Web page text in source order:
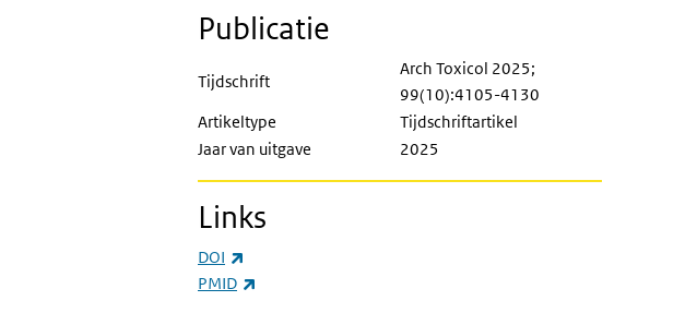
Publicatie
Tijdschrift
Arch Toxicol 2025;
99(10):4105-4130
Artikeltype
Tijdschriftartikel
Jaar van uitgave
2025
Links
DOI
PMID